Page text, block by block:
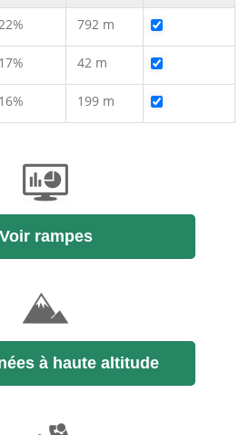
792 m
17% 42 m
16% 199 m
Voir rampes
à haute altitude